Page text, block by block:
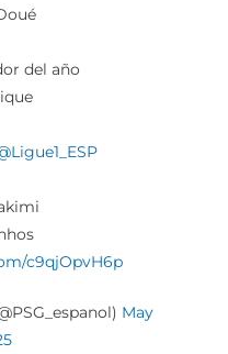
del año
c9qjOpvH6p
May